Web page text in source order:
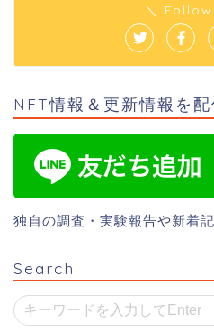
＼ Follow
NFT情報＆更新情報を配
独自の調査・実験報告や新着
Search